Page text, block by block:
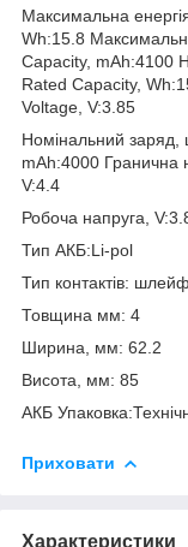
Максимальна
Wh:15.8
Capacity, mAh:4100
Rated Capacity,
Voltage, V:3.85
Номінальний заряд,
mAh:4000 Гранична
V:4.4
Робоча напруга,
Тип АКБ:Li-pol
Тип контактів: шлейф
Товщина мм: 4
Ширина, мм: 62.2
Висота, мм: 85
АКБ
Приховати
Характеристики